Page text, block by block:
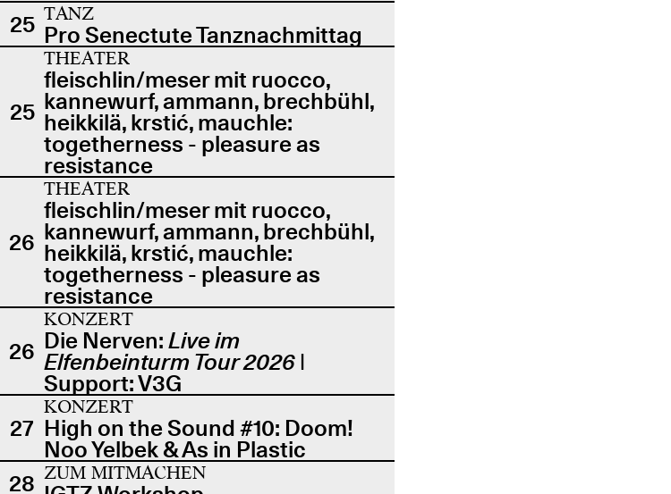
25 TANZ
Pro Senectute Tanznachmittag
25
THEATER
fleischlin/meser mit ruocco,
kannewurf, ammann, brechbühl,
heikkilä, krstić, mauchle:
togetherness - pleasure as
resistance
26
THEATER
fleischlin/meser mit ruocco,
kannewurf, ammann, brechbühl,
heikkilä, krstić, mauchle:
togetherness - pleasure as
resistance
26
KONZERT
Die Nerven:Live im
Elfenbeinturm Tour 2026 |
Support: V3G
27
KONZERT
High on the Sound #10: Doom!
Noo Yelbek & As in Plastic
28 ZUM MITMACHEN